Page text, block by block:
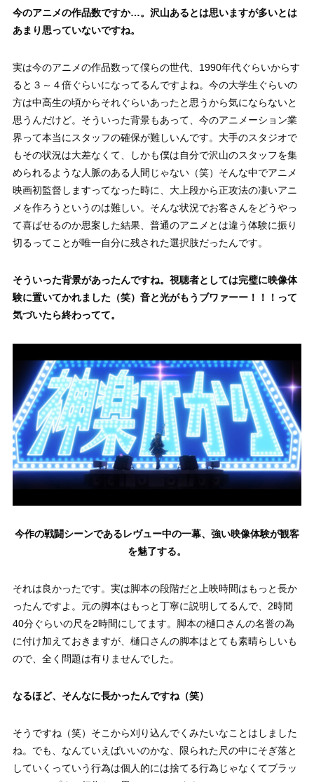
今のアニメの作品数ですか…。 沢山あるとは思いますが多いとは
あまり思っていないですね。
実は今のアニメの作品数って僕らの世代、1990年代ぐらいからす
ると３～４倍ぐらいになってるんですよね。今の大学生ぐらいの
方は中高生の頃からそれぐらいあったと思うから気にならないと
思うんだけど。そういった背景もあって、今のアニメーション業
界って本当にスタッフの確保が難しいんです。大手のスタジオで
もその状況は大差なくて、しかも僕は自分で沢山のスタッフを集
められるような人脈のある人間じゃない（笑）そんな中でアニメ
映画初監督しますってなった時に、大上段から正攻法の凄いアニ
メを作ろうというのは難しい。そんな状況でお客さんをどうやっ
て喜ばせるのか思案した結果、普通のアニメとは違う体験に振り
切るってことが唯一自分に残された選択肢だったんです。
そういった背景があったんですね。視聴者としては完璧に映像体
験に置いてかれました（笑）音と光がもうブワァーー！！！って
気づいたら終わってて。
今作の戦闘シーンであるレヴュー中の一幕、強い映像体験が観客
を魅了する。
それは良かったです。実は脚本の段階だと上映時間はもっと長か
ったんですよ。元の脚本はもっと丁寧に説明してるんで、2時間
40分ぐらいの尺を2時間にしてます。脚本の樋口さんの名誉の為
に付け加えておきますが、樋口さんの脚本はとても素晴らしいも
ので、全く問題は有りませんでした。
なるほど、そんなに長かったんですね（笑）
そうですね（笑）そこから刈り込んでくみたいなことはしました
ね。でも、なんていえばいいのかな、限られた尺の中にそぎ落と
していくっていう行為は個人的には捨てる行為じゃなくてブラッ